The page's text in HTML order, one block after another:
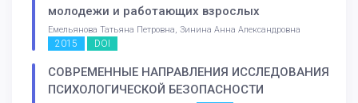
молодежи и работающих взрослых
Емельянова Татьяна Петровна, Зинина Анна Александровна
2015 DOI
СОВРЕМЕННЫЕ НАПРАВЛЕНИЯ ИССЛЕДОВАНИЯ
ПСИХОЛОГИЧЕСКОЙ БЕЗОПАСНОСТИ